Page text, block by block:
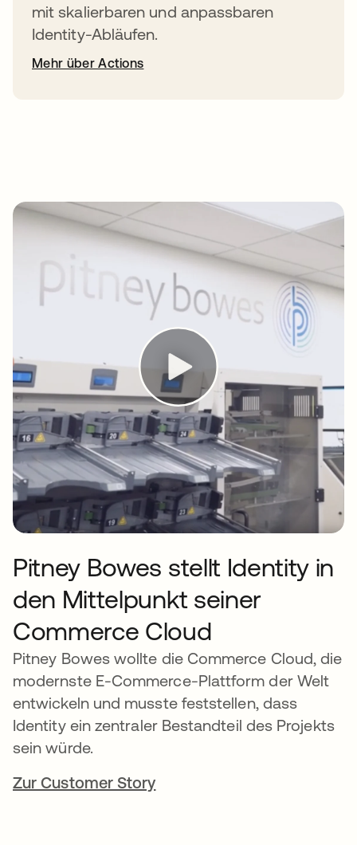
mit skalierbaren und anpassbaren
Identity-Abläufen.
Mehr über Actions
Pitney Bowes stellt Identity in
den Mittelpunkt seiner
Commerce Cloud
Pitney Bowes wollte die Commerce Cloud, die
modernste E-Commerce-Plattform der Welt
entwickeln und musste feststellen, dass
Identity ein zentraler Bestandteil des Projekts
sein würde.
Zur Customer Story